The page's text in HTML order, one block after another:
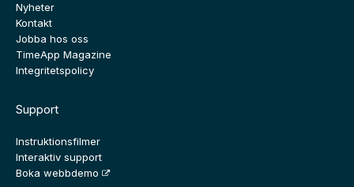
Nyheter
Kontakt
Jobba hos oss
TimeApp Magazine
Integritetspolicy
Support
Instruktionsfilmer
Interaktiv support
Boka webbdemo